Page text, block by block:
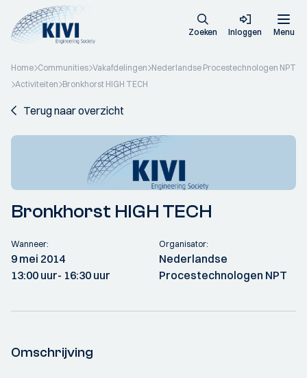
Zoeken Inloggen Menu
Home Communities Vakafdelingen Nederlandse Procestechnologen NPT
Activiteiten Bronkhorst HIGH TECH
Terug naar overzicht
Bronkhorst HIGH TECH
Wanneer:
9 mei 2014
13:00 uur- 16:30 uur
Organisator:
Nederlandse
Procestechnologen NPT
Omschrijving